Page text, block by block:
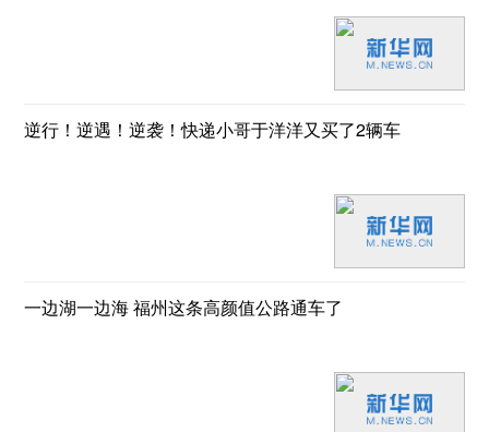
逆行！逆遇！逆袭！快递小哥于洋洋又买了2辆车
一边湖一边海 福州这条高颜值公路通车了